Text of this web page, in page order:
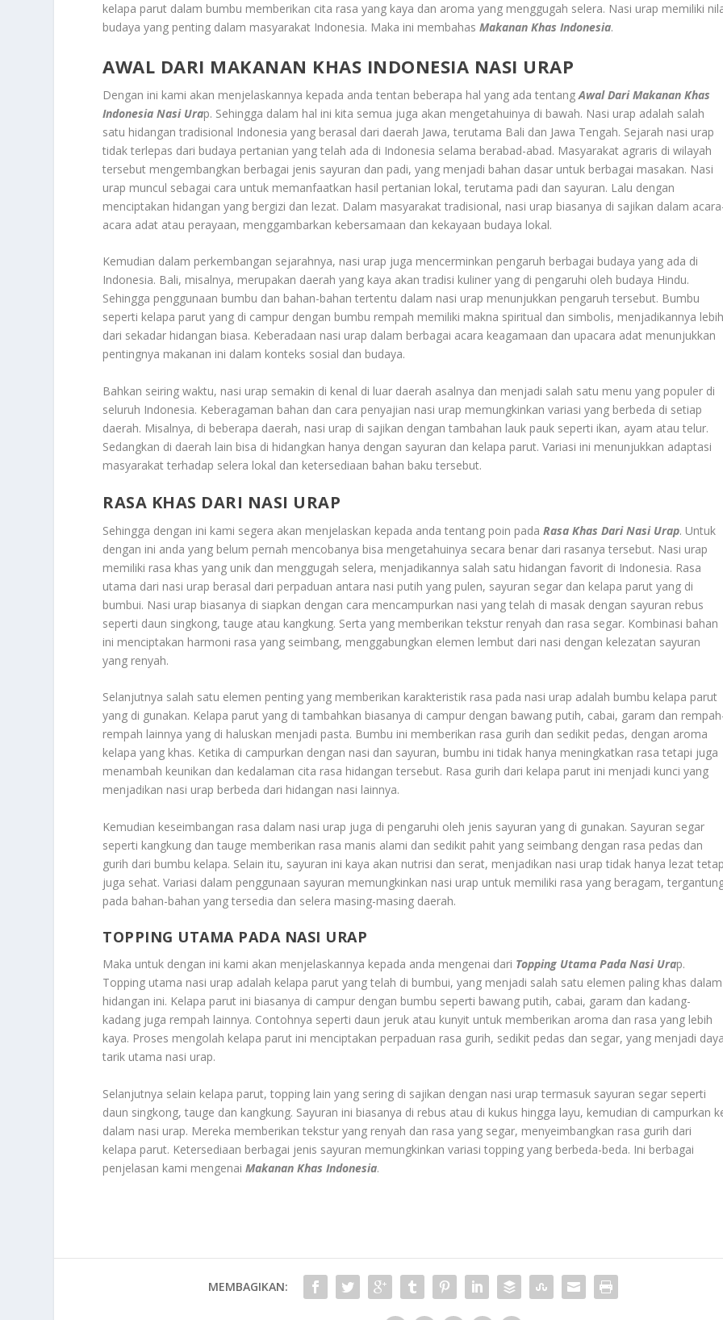
kelapa parut dalam bumbu memberikan cita rasa yang kaya dan aroma yang menggugah selera. Nasi urap memiliki
budaya yang penting dalam masyarakat Indonesia. Maka ini membahasMakanan Khas Indonesia.
AWAL DARI MAKANAN KHAS INDONESIA NASI URAP
Dengan ini kami akan menjelaskannya kepada anda tentan beberapa hal yang ada tentangAwal Dari Makanan Khas
Indonesia Nasi Urap. Sehingga dalam hal ini kita semua juga akan mengetahuinya di bawah. Nasi urap adalah salah
satu hidangan tradisional Indonesia yang berasal dari daerah Jawa, terutama Bali dan Jawa Tengah. Sejarah nasi urap
tidak terlepas dari budaya pertanian yang telah ada di Indonesia selama berabad-abad. Masyarakat agraris di wilayah
tersebut mengembangkan berbagai jenis sayuran dan padi, yang menjadi bahan dasar untuk berbagai masakan. Nasi
urap muncul sebagai cara untuk memanfaatkan hasil pertanian lokal, terutama padi dan sayuran. Lalu dengan
menciptakan hidangan yang bergizi dan lezat. Dalam masyarakat tradisional, nasi urap biasanya di sajikan dalam
acara adat atau perayaan, menggambarkan kebersamaan dan kekayaan budaya lokal.
Kemudian dalam perkembangan sejarahnya, nasi urap juga mencerminkan pengaruh berbagai budaya yang ada di
Indonesia. Bali, misalnya, merupakan daerah yang kaya akan tradisi kuliner yang di pengaruhi oleh budaya Hindu.
Sehingga penggunaan bumbu dan bahan-bahan tertentu dalam nasi urap menunjukkan pengaruh tersebut. Bumbu
seperti kelapa parut yang di campur dengan bumbu rempah memiliki makna spiritual dan simbolis, menjadikannya
dari sekadar hidangan biasa. Keberadaan nasi urap dalam berbagai acara keagamaan dan upacara adat menunjukkan
pentingnya makanan ini dalam konteks sosial dan budaya.
Bahkan seiring waktu, nasi urap semakin di kenal di luar daerah asalnya dan menjadi salah satu menu yang populer di
seluruh Indonesia. Keberagaman bahan dan cara penyajian nasi urap memungkinkan variasi yang berbeda di setiap
daerah. Misalnya, di beberapa daerah, nasi urap di sajikan dengan tambahan lauk pauk seperti ikan, ayam atau telur.
Sedangkan di daerah lain bisa di hidangkan hanya dengan sayuran dan kelapa parut. Variasi ini menunjukkan adaptasi
masyarakat terhadap selera lokal dan ketersediaan bahan baku tersebut.
RASA KHAS DARI NASI URAP
Sehingga dengan ini kami segera akan menjelaskan kepada anda tentang poin padaRasa Khas Dari Nasi Urap. Untuk
dengan ini anda yang belum pernah mencobanya bisa mengetahuinya secara benar dari rasanya tersebut. Nasi urap
memiliki rasa khas yang unik dan menggugah selera, menjadikannya salah satu hidangan favorit di Indonesia. Rasa
utama dari nasi urap berasal dari perpaduan antara nasi putih yang pulen, sayuran segar dan kelapa parut yang di
bumbui. Nasi urap biasanya di siapkan dengan cara mencampurkan nasi yang telah di masak dengan sayuran rebus
seperti daun singkong, tauge atau kangkung. Serta yang memberikan tekstur renyah dan rasa segar. Kombinasi bahan
ini menciptakan harmoni rasa yang seimbang, menggabungkan elemen lembut dari nasi dengan kelezatan sayuran
yang renyah.
Selanjutnya salah satu elemen penting yang memberikan karakteristik rasa pada nasi urap adalah bumbu kelapa parut
yang di gunakan. Kelapa parut yang di tambahkan biasanya di campur dengan bawang putih, cabai, garam dan
rempah lainnya yang di haluskan menjadi pasta. Bumbu ini memberikan rasa gurih dan sedikit pedas, dengan aroma
kelapa yang khas. Ketika di campurkan dengan nasi dan sayuran, bumbu ini tidak hanya meningkatkan rasa tetapi juga
menambah keunikan dan kedalaman cita rasa hidangan tersebut. Rasa gurih dari kelapa parut ini menjadi kunci yang
menjadikan nasi urap berbeda dari hidangan nasi lainnya.
Kemudian keseimbangan rasa dalam nasi urap juga di pengaruhi oleh jenis sayuran yang di gunakan. Sayuran segar
seperti kangkung dan tauge memberikan rasa manis alami dan sedikit pahit yang seimbang dengan rasa pedas dan
gurih dari bumbu kelapa. Selain itu, sayuran ini kaya akan nutrisi dan serat, menjadikan nasi urap tidak hanya lezat
juga sehat. Variasi dalam penggunaan sayuran memungkinkan nasi urap untuk memiliki rasa yang beragam,
pada bahan-bahan yang tersedia dan selera masing-masing daerah.
TOPPING UTAMA PADA NASI URAP
Maka untuk dengan ini kami akan menjelaskannya kepada anda mengenai dari Topping Utama Pada Nasi Urap.
Topping utama nasi urap adalah kelapa parut yang telah di bumbui, yang menjadi salah satu elemen paling khas dalam
hidangan ini. Kelapa parut ini biasanya di campur dengan bumbu seperti bawang putih, cabai, garam dan kadang-
kadang juga rempah lainnya. Contohnya seperti daun jeruk atau kunyit untuk memberikan aroma dan rasa yang lebih
kaya. Proses mengolah kelapa parut ini menciptakan perpaduan rasa gurih, sedikit pedas dan segar, yang menjadi
tarik utama nasi urap.
Selanjutnya selain kelapa parut, topping lain yang sering di sajikan dengan nasi urap termasuk sayuran segar seperti
daun singkong, tauge dan kangkung. Sayuran ini biasanya di rebus atau di kukus hingga layu, kemudian di campurkan
dalam nasi urap. Mereka memberikan tekstur yang renyah dan rasa yang segar, menyeimbangkan rasa gurih dari
kelapa parut. Ketersediaan berbagai jenis sayuran memungkinkan variasi topping yang berbeda-beda. Ini berbagai
penjelasan kami mengenaiMakanan Khas Indonesia.
MEMBAGIKAN: